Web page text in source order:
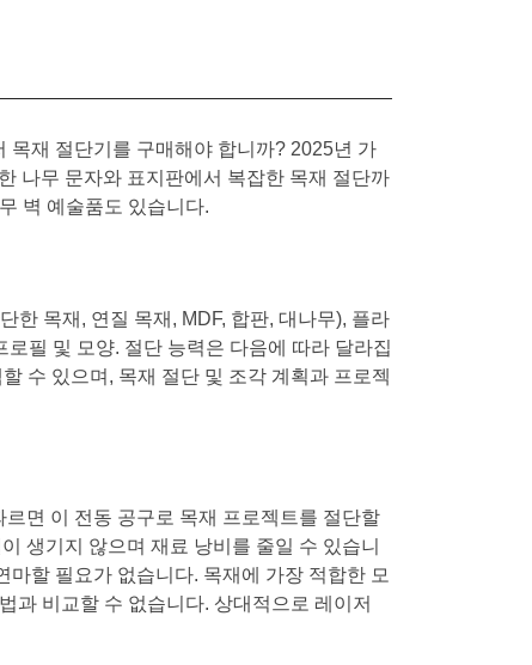
목재 절단기를 구매해야 합니까? 2025년 가
나무 문자와 표지판에서 복잡한 목재 절단까
벽 예술품도 있습니다.
한 목재, 연질 목재, MDF, 합판, 대나무), 플라
필 및 모양. 절단 능력은 다음에 따라 달라집
수 있으며, 목재 절단 및 조각 계획과 프로젝
면 이 전동 공구로 목재 프로젝트를 절단할
생기지 않으며 재료 낭비를 줄일 수 있습니
할 필요가 없습니다. 목재에 가장 적합한 모
과 비교할 수 없습니다. 상대적으로 레이저